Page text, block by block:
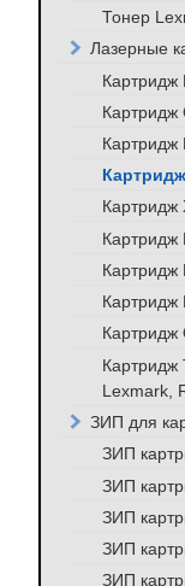
Тонер
Лазерные
Картридж
Картридж
Картридж
Картридж
Картридж
Картридж
Картридж
Картридж
Картридж
Lexmark,
ЗИП для
ЗИП
ЗИП
ЗИП
ЗИП
ЗИП